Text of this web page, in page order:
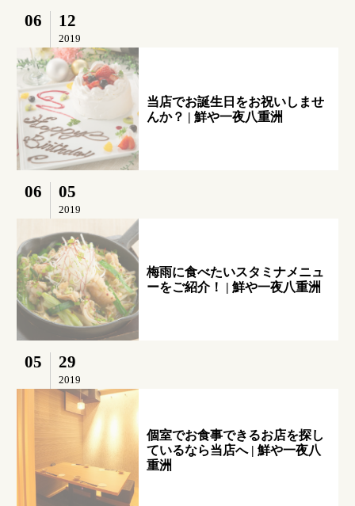
06 12
2019
当店でお誕生日をお祝いしませ
んか？ | 鮮や一夜八重洲
06 05
2019
梅雨に食べたいスタミナメニュ
ーをご紹介！ | 鮮や一夜八重洲
05 29
2019
個室でお食事できるお店を探し
ているなら当店へ | 鮮や一夜八
重洲